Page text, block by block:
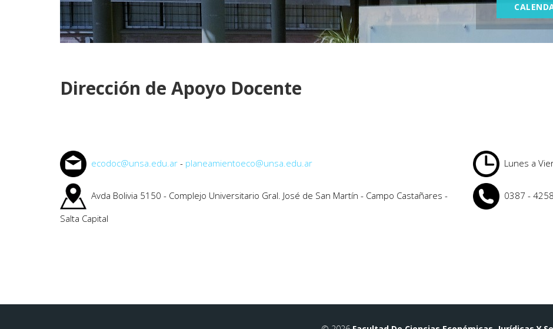
Dirección de Apoyo Docente
ecodoc@unsa.edu.ar - planeamientoeco@unsa.edu.ar Lunes a
Avda Bolivia 5150 - Complejo Universitario Gral. José de San Martín - Campo Castañares -
Salta Capital
0387 -